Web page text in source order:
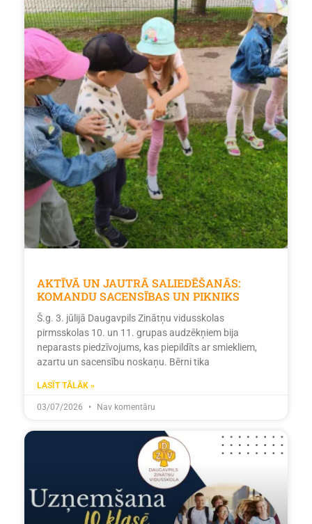
AKTĪVĀ UN JAUTRĀ SALIEDĒŠANĀS:
KOMANDU SACENSĪBAS UN PIKNIKS
Š.g. 3. jūlijā Daugavpils Zinātņu vidusskolas
pirmsskolas 10. un 11. grupas audzēkņiem bija
neparasts piedzīvojums, kas piepildīts ar smiekliem,
azartu un sacensību noskaņu. Bērni tika
LASĪT TĀLĀK »
03/07/2026 Nav komentāru